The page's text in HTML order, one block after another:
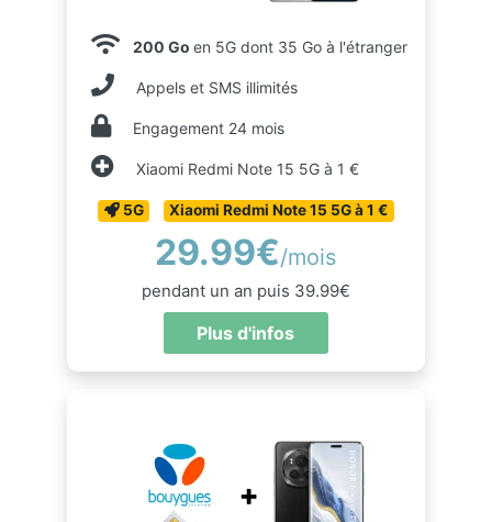
200 Go en 5G dont 35 Go à l'étranger
Appels et SMS illimités
Engagement 24 mois
Xiaomi Redmi Note 15 5G à 1 €
5G Xiaomi Redmi Note 15 5G à 1 €
29.99€/mois
pendant un an puis 39.99€
Plus d'infos